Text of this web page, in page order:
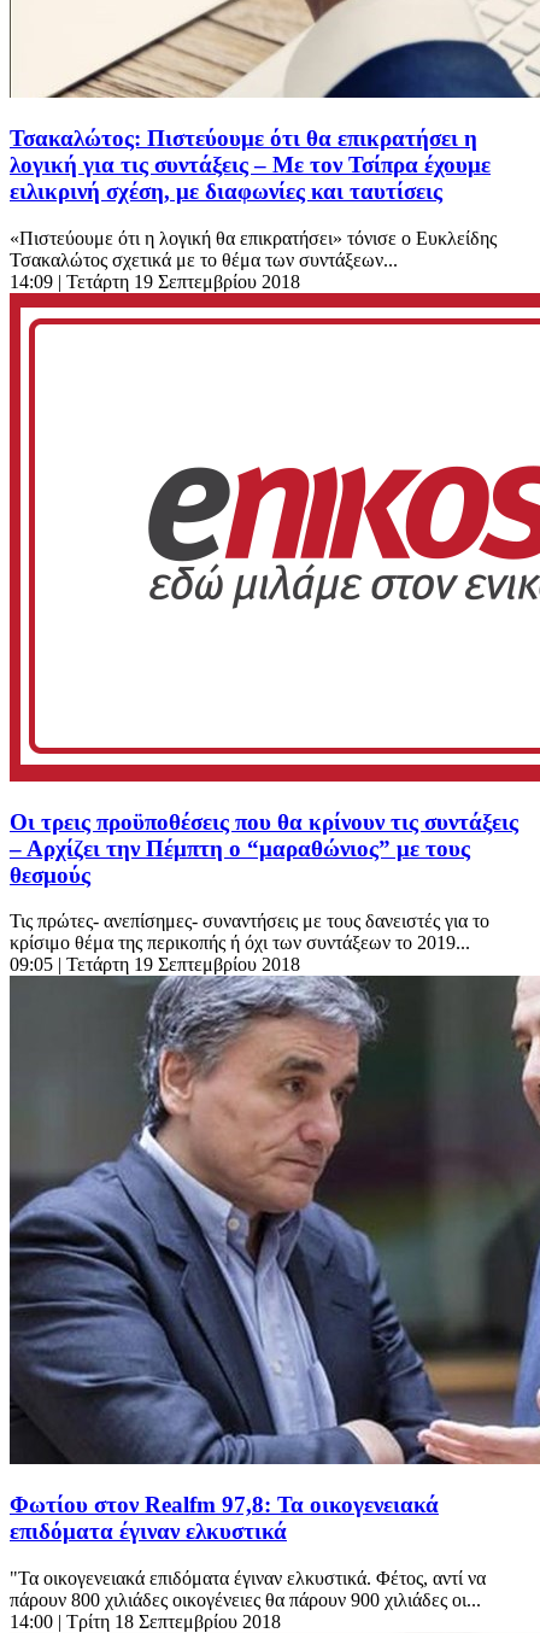
Τσακαλώτος: Πιστεύουμε ότι θα επικρατήσει η
λογική για τις συντάξεις – Με τον Τσίπρα έχουμε
ειλικρινή σχέση, με διαφωνίες και ταυτίσεις
«Πιστεύουμε ότι η λογική θα επικρατήσει» τόνισε ο Ευκλείδης
Τσακαλώτος σχετικά με το θέμα των συντάξεων...
14:09 | Τετάρτη 19 Σεπτεμβρίου 2018
Οι τρεις προϋποθέσεις που θα κρίνουν τις συντάξεις
– Αρχίζει την Πέμπτη ο “μαραθώνιος” με τους
θεσμούς
Τις πρώτες- ανεπίσημες- συναντήσεις με τους δανειστές για το
κρίσιμο θέμα της περικοπής ή όχι των συντάξεων το 2019...
09:05 | Τετάρτη 19 Σεπτεμβρίου 2018
Φωτίου στον Realfm 97,8: Τα οικογενειακά
επιδόματα έγιναν ελκυστικά
"Τα οικογενειακά επιδόματα έγιναν ελκυστικά. Φέτος, αντί να
πάρουν 800 χιλιάδες οικογένειες θα πάρουν 900 χιλιάδες οι...
14:00 | Τρίτη 18 Σεπτεμβρίου 2018